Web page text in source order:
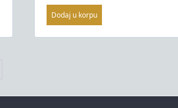
Dodaj u korpu